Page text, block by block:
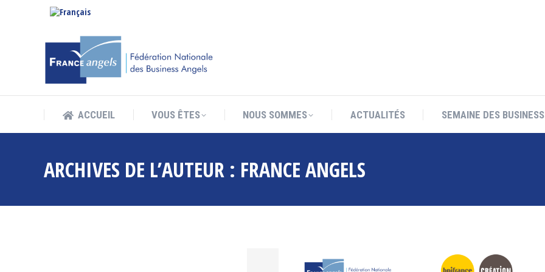
ACCUEIL VOUS ÊTES NOUS SOMMES ACTUALITÉS SEMAINE DES
ARCHIVES DE L’AUTEUR : FRANCE ANGELS
ACCUEIL